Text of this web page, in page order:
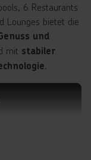
erholsame
und
das jedem
verleiht.
6 Restaurants
Lounges bietet die
und
mit stabiler
.